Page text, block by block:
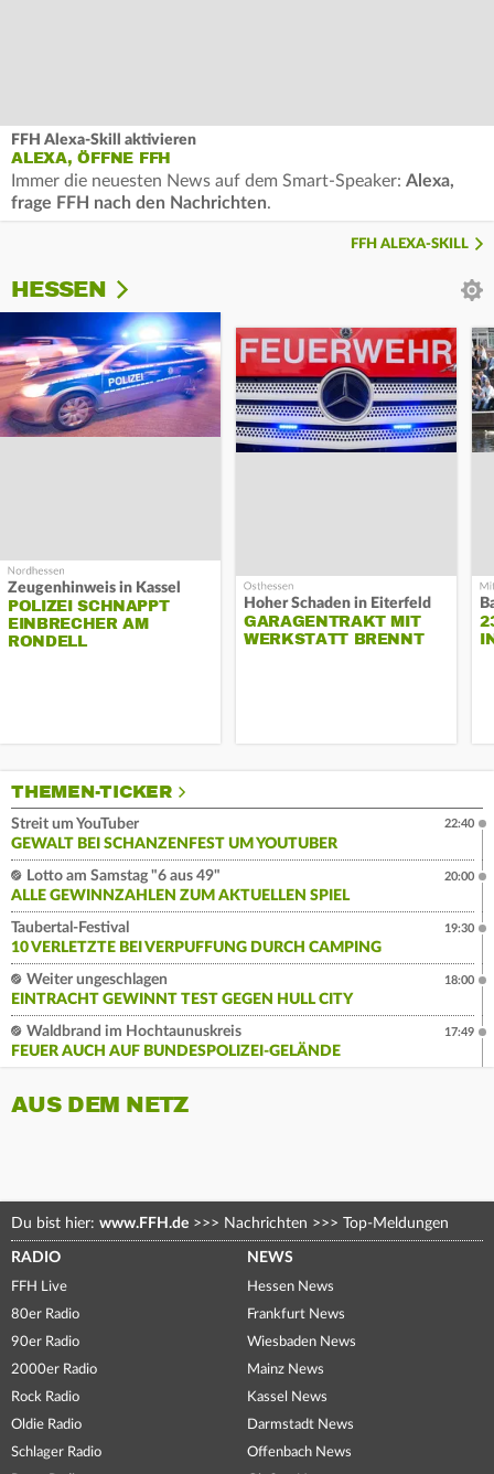
FFH Alexa-Skill aktivieren
ALEXA, ÖFFNE FFH
Immer die neuesten News auf dem Smart-Speaker: Alexa,
frage FFH nach den Nachrichten.
FFH ALEXA-SKILL
HESSEN
Zeugenhinweis in Kassel
POLIZEI SCHNAPPT
EINBRECHER AM
RONDELL
Hoher Schaden in Eiterfeld
GARAGENTRAKT MIT
WERKSTATT BRENNT
THEMEN-TICKER
Streit um YouTuber
GEWALT BEI SCHANZENFEST UM YOUTUBER
22:40
Lotto am Samstag "6 aus 49"
ALLE GEWINNZAHLEN ZUM AKTUELLEN SPIEL
20:00
Taubertal-Festival
10 VERLETZTE BEI VERPUFFUNG DURCH CAMPING
19:30
Weiter ungeschlagen
EINTRACHT GEWINNT TEST GEGEN HULL CITY
18:00
Waldbrand im Hochtaunuskreis
FEUER AUCH AUF BUNDESPOLIZEI-GELÄNDE
17:49
AUS DEM NETZ
Du bist hier: www.FFH.de >>> Nachrichten >>> Top-Meldungen
RADIO
FFH Live
80er Radio
90er Radio
2000er Radio
Rock Radio
Oldie Radio
Schlager Radio
NEWS
Hessen News
Frankfurt News
Wiesbaden News
Mainz News
Kassel News
Darmstadt News
Offenbach News